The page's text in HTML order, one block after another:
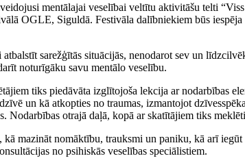
mentālajai veselībai veltītu aktivitāšu telti
OGLE, Siguldā. Festivāla dalībniekiem būs
sarežģītās situācijās, nenodarot sev un
noturīgāku savu mentālo veselību.
tiks piedāvāta izglītojoša lekcija ar nodarbības
un kā atkopties no traumas, izmantojot
Nodarbības otrajā daļā, kopā ar skatītājiem tiks
mazināt nomāktību, trauksmi un paniku, kā arī
no psihiskās veselības speciālistiem.